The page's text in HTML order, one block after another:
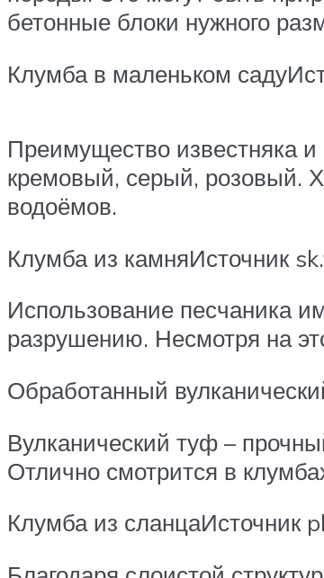
бетонные блоки нужного
Клумба в маленьком
Преимущество известняка
кремовый, серый, розовый.
водоёмов.
Клумба из камняИсточник
Использование песчаника
разрушению. Несмотря на
Обработанный
Вулканический туф –
Отлично смотрится в
Клумба из сланцаИсточник